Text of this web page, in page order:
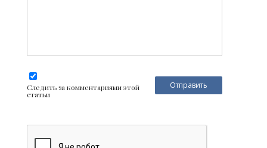
Следить за комментариями этой
статьи